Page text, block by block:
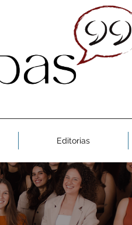
Editorias